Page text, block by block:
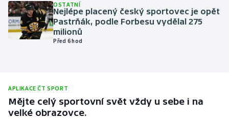
Parasport
Plavání
Ragby
Rychlobruslení
OSTATNÍ
Nejlépe placený český sportovec je opět
Pastrňák, podle Forbesu vydělal 275
milionů
Před 6 hod
APLIKACE ČT SPORT
Mějte celý sportovní svět vždy u sebe i na
velké obrazovce.